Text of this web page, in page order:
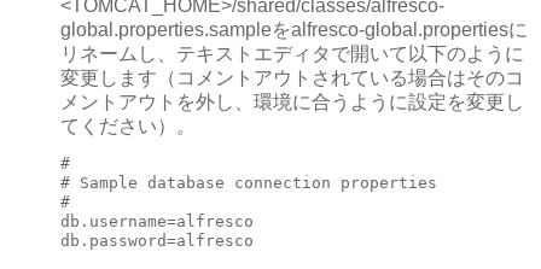
<TOMCAT_HOME>/shared/classes/alfresco-
global.properties.sampleをalfresco-global.propertiesに
リネームし、テキストエディタで開いて以下のように
変更します（コメントアウトされている場合はそのコ
メントアウトを外し、環境に合うように設定を変更し
てください）。
#
# Sample database connection properties
#
db.username=alfresco
db.password=alfresco